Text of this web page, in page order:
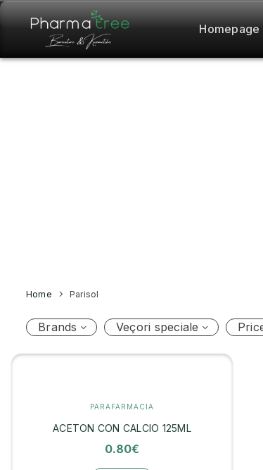
Homepage
Home Parisol
Brands Veçori speciale
PARAFARMACIA
ACETON CON CALCIO 125ML
0.80€